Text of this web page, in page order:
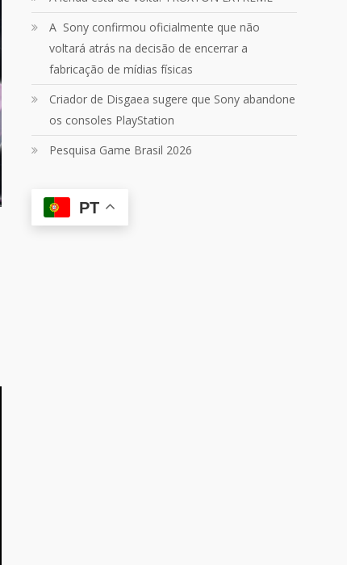
Quebrando o Controle
Confira em nosso site o mais
recente REVIEW de Skull & Bones.
Mais em:
https://buff.ly/3yPhDN2
A Sony confirmou oficialmente que não
voltará atrás na decisão de encerrar a
fabricação de mídias físicas
Criador de Disgaea sugere que Sony abandone
os consoles PlayStation
Pesquisa Game Brasil 2026
PT